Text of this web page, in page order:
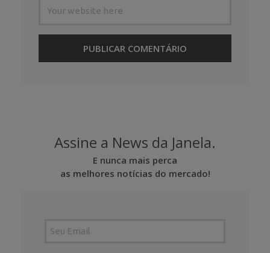
Assine a News da Janela.
E nunca mais perca
as melhores notícias do mercado!